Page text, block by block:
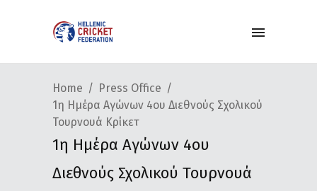
Home
Press Office
1η Ημέρα Αγώνων 4ου Διεθνούς Σχολικού
Τουρνουά Κρίκετ
1η Ημέρα Αγώνων 4ου
Διεθνούς Σχολικού Τουρνουά